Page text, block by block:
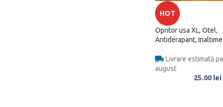
HOT
Opritor usa XL, Otel,
Antiderapant, Inaltime
Livrare estimată
august
25.00 lei